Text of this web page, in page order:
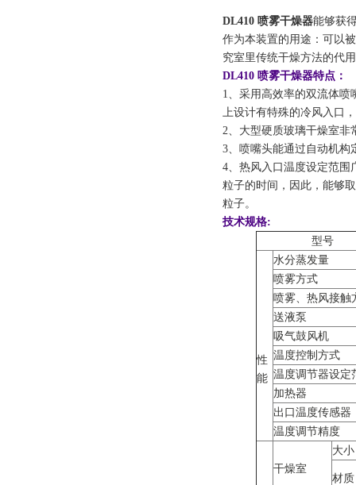
DL410 喷雾干燥器能够获
作为本装置的用途：可以
究室里传统干燥方法的代
DL410 喷雾干燥器​特点：
1、采用高效率的双流体
上设计有特殊的冷风入口
2、大型硬质玻璃干燥室非
3、喷嘴头能通过自动机构
4、热风入口温度设定范围
粒子的时间，因此，能够
粒子。
技术​规格:
型号
性
能
水分蒸发量
喷雾方式
喷雾、热风接触
送液泵
吸气鼓风机
温度控制方式
温度调节器设定
加热器
出口温度传感器
温度调节精度
干燥室
大小
材质